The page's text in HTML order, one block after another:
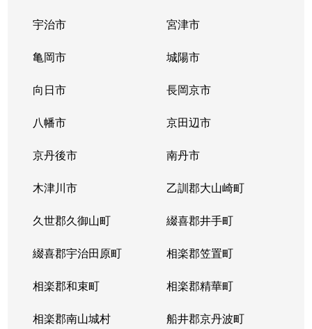
宇治市 宮津市
亀岡市 城陽市
向日市 長岡京市
八幡市 京田辺市
京丹後市 南丹市
木津川市 乙訓郡大山崎町
久世郡久御山町 綴喜郡井手町
綴喜郡宇治田原町 相楽郡笠置町
相楽郡和束町 相楽郡精華町
相楽郡南山城村 船井郡京丹波町